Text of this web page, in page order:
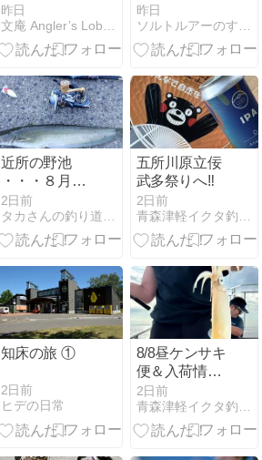
しましたっ！
昨日
で差がつくシ
ャクリ方の種
類・使い分け
昨日
近所の野池
・・・８月９
日早朝
2日前
五所川原立佞
武多祭りへ‼
2日前
知床の旅 ①
2日前
ヒデの日常
8/8昼ケンサキ
便＆入荷情
報❣＆本日18
時まで‼
2日前